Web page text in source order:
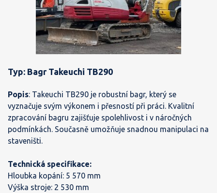
Typ: Bagr Takeuchi TB290
Popis: Takeuchi TB290 je robustní bagr, který se
vyznačuje svým výkonem i přesností při práci. Kvalitní
zpracování bagru zajišťuje spolehlivost i v náročných
podmínkách. Současně umožňuje snadnou manipulaci na
staveništi.
Technická specifikace:
Hloubka kopání: 5 570 mm
Výška stroje: 2 530 mm